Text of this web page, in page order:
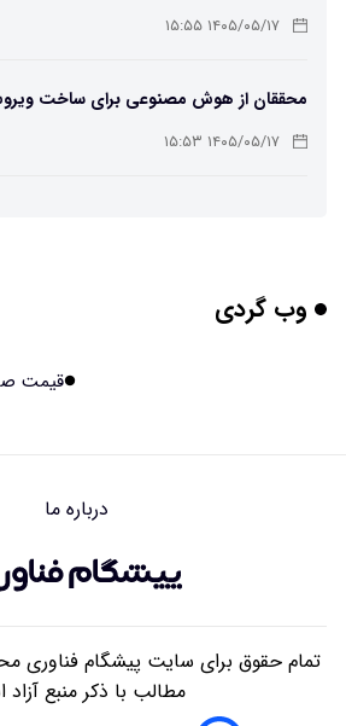
۱۴۰۵/۰۵/۱۷ ۱۵:۵۵
محققان از هوش مصنوعی برای ساخت
استفاده کردند
۱۴۰۵/۰۵/۱۷ ۱۵:۵۳
مریخ‌نورد ناسا به ماه فرستاده می‌شود
آیا میوه و عسل به بزرگ‌تر شدن مغز انسان
وب گردی
قیمت
درباره ما
تمام حقوق برای سایت پیشگام فناوری
مطالب با ذکر منبع